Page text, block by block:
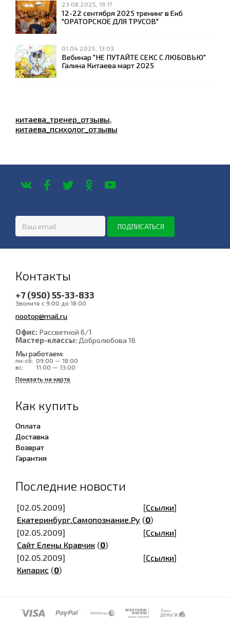
23.08.2025, 19:17
12-22 сентября 2025 тренинг в Екб
"ОРАТОРСКОЕ ДЛЯ ТРУСОВ"
01.04.2025, 13:03
Вебинар "НЕ ПУТАЙТЕ СЕКС С ЛЮБОВЬЮ"
Галина Китаева март 2025
китаева_тренер_отзывы,
китаева_психолог_отзывы
Контакты
+7 (950) 55-33-833
Звоните с 9:00 до 18:00
nootop@mail.ru
Офис: Рассветной 6/1
Мастер-классы: Добролюбова 16
Мы работаем:
пн-сб: 09:00 — 18:00
вс:
11:00 — 13:00
Показать на карте
Как купить
Оплата
Доставка
Возврат
Гарантия
Последние новости
[02.05.2009] [Ссылки]
Екатеринбург.Самопознание.Ру (0)
[02.05.2009]
[Ссылки]
Сайт Елены Кравчик (0)
[02.05.2009]
[Ссылки]
Кипарис (0)